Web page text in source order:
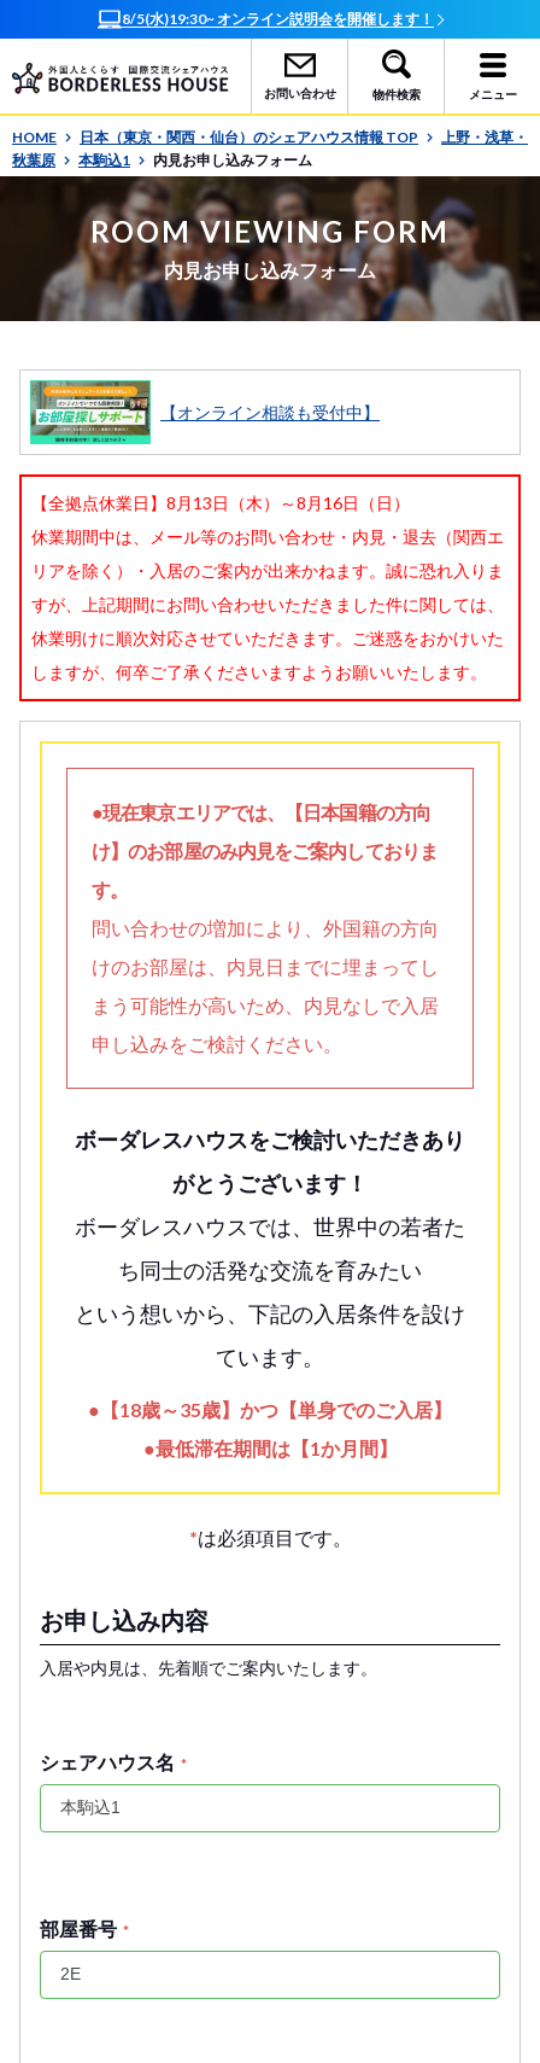
8/5(水)19:30~ オンライン説明会を開催します！
お問い合わせ 物件検索 メニュー
HOME 日本（東京・関西・仙台）のシェアハウス情報 TOP
上野・浅草・
秋葉原
本駒込1 内見お申し込みフォーム
ROOM VIEWING FORM
内見お申し込みフォーム
【オンライン相談も受付中】
【全拠点休業日】8月13日（木）～8月16日（日）
休業期間中は、メール等のお問い合わせ・内見・退去（関西エ
リアを除く）・入居のご案内が出来かねます。誠に恐れ入りま
すが、上記期間にお問い合わせいただきました件に関しては、
休業明けに順次対応させていただきます。ご迷惑をおかけいた
しますが、何卒ご了承くださいますようお願いいたします。
●現在東京エリアでは、【日本国籍の方向
け】のお部屋のみ内見をご案内しておりま
す。
問い合わせの増加により、外国籍の方向
けのお部屋は、内見日までに埋まってし
まう可能性が高いため、内見なしで入居
申し込みをご検討ください。
ボーダレスハウスをご検討いただきあり
がとうございます！
ボーダレスハウスでは、世界中の若者た
ち同士の活発な交流を育みたい
という想いから、下記の入居条件を設け
ています。
●【18歳～35歳】かつ【単身でのご入居】
●最低滞在期間は【1か月間】
*は必須項目です。
お申し込み内容
入居や内見は、先着順でご案内いたします。
シェアハウス名 *
部屋番号 *